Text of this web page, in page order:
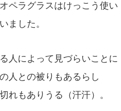
ペラグラスはけっこう使い
ました。
人によって見づらいことに
人との被りもあるらし
もありうる（汗汗）。